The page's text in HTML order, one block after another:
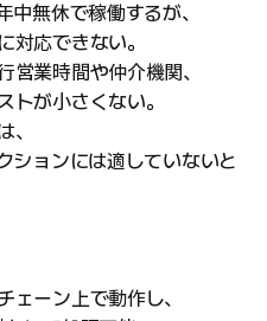
無休で稼働するが、
対応できない。
営業時間や仲介機関、
トが小さくない。
、
ションには適していないと
ェーン上で動作し、